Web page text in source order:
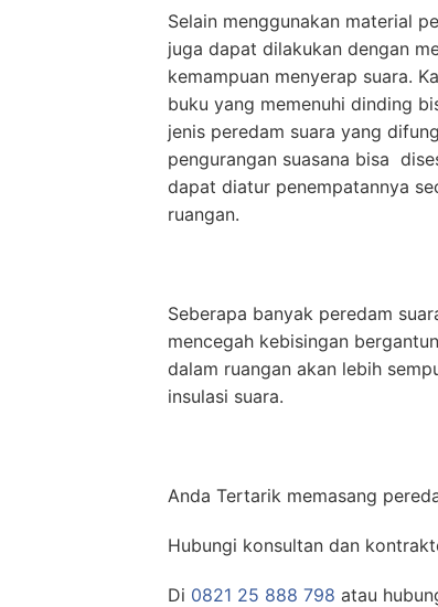
Selain menggunakan material
juga dapat dilakukan dengan
kemampuan menyerap suara.
buku yang memenuhi dinding
jenis peredam suara yang
pengurangan suasana bisa
dapat diatur penempatannya
ruangan.
Seberapa banyak peredam
mencegah kebisingan
dalam ruangan akan lebih
insulasi suara.
Anda Tertarik memasang
Hubungi konsultan dan
Di 0821 25 888 798 atau